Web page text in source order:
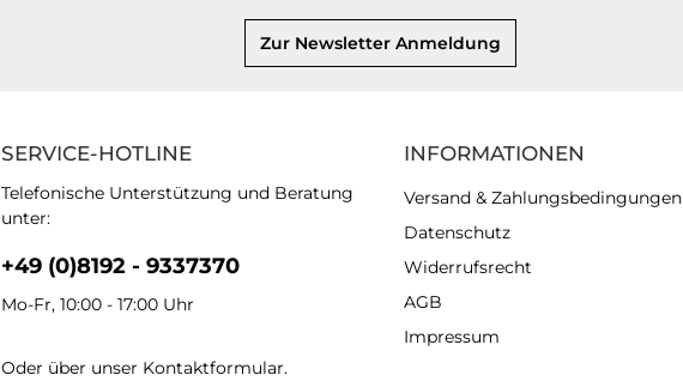
Zur Newsletter Anmeldung
SERVICE-HOTLINE
Telefonische Unterstützung und Beratung
unter:
+49 (0)8192 - 9337370
Mo-Fr, 10:00 - 17:00 Uhr
Oder über unser Kontaktformular.
INFORMATIONEN
Versand & Zahlungsbedingungen
Datenschutz
Widerrufsrecht
AGB
Impressum